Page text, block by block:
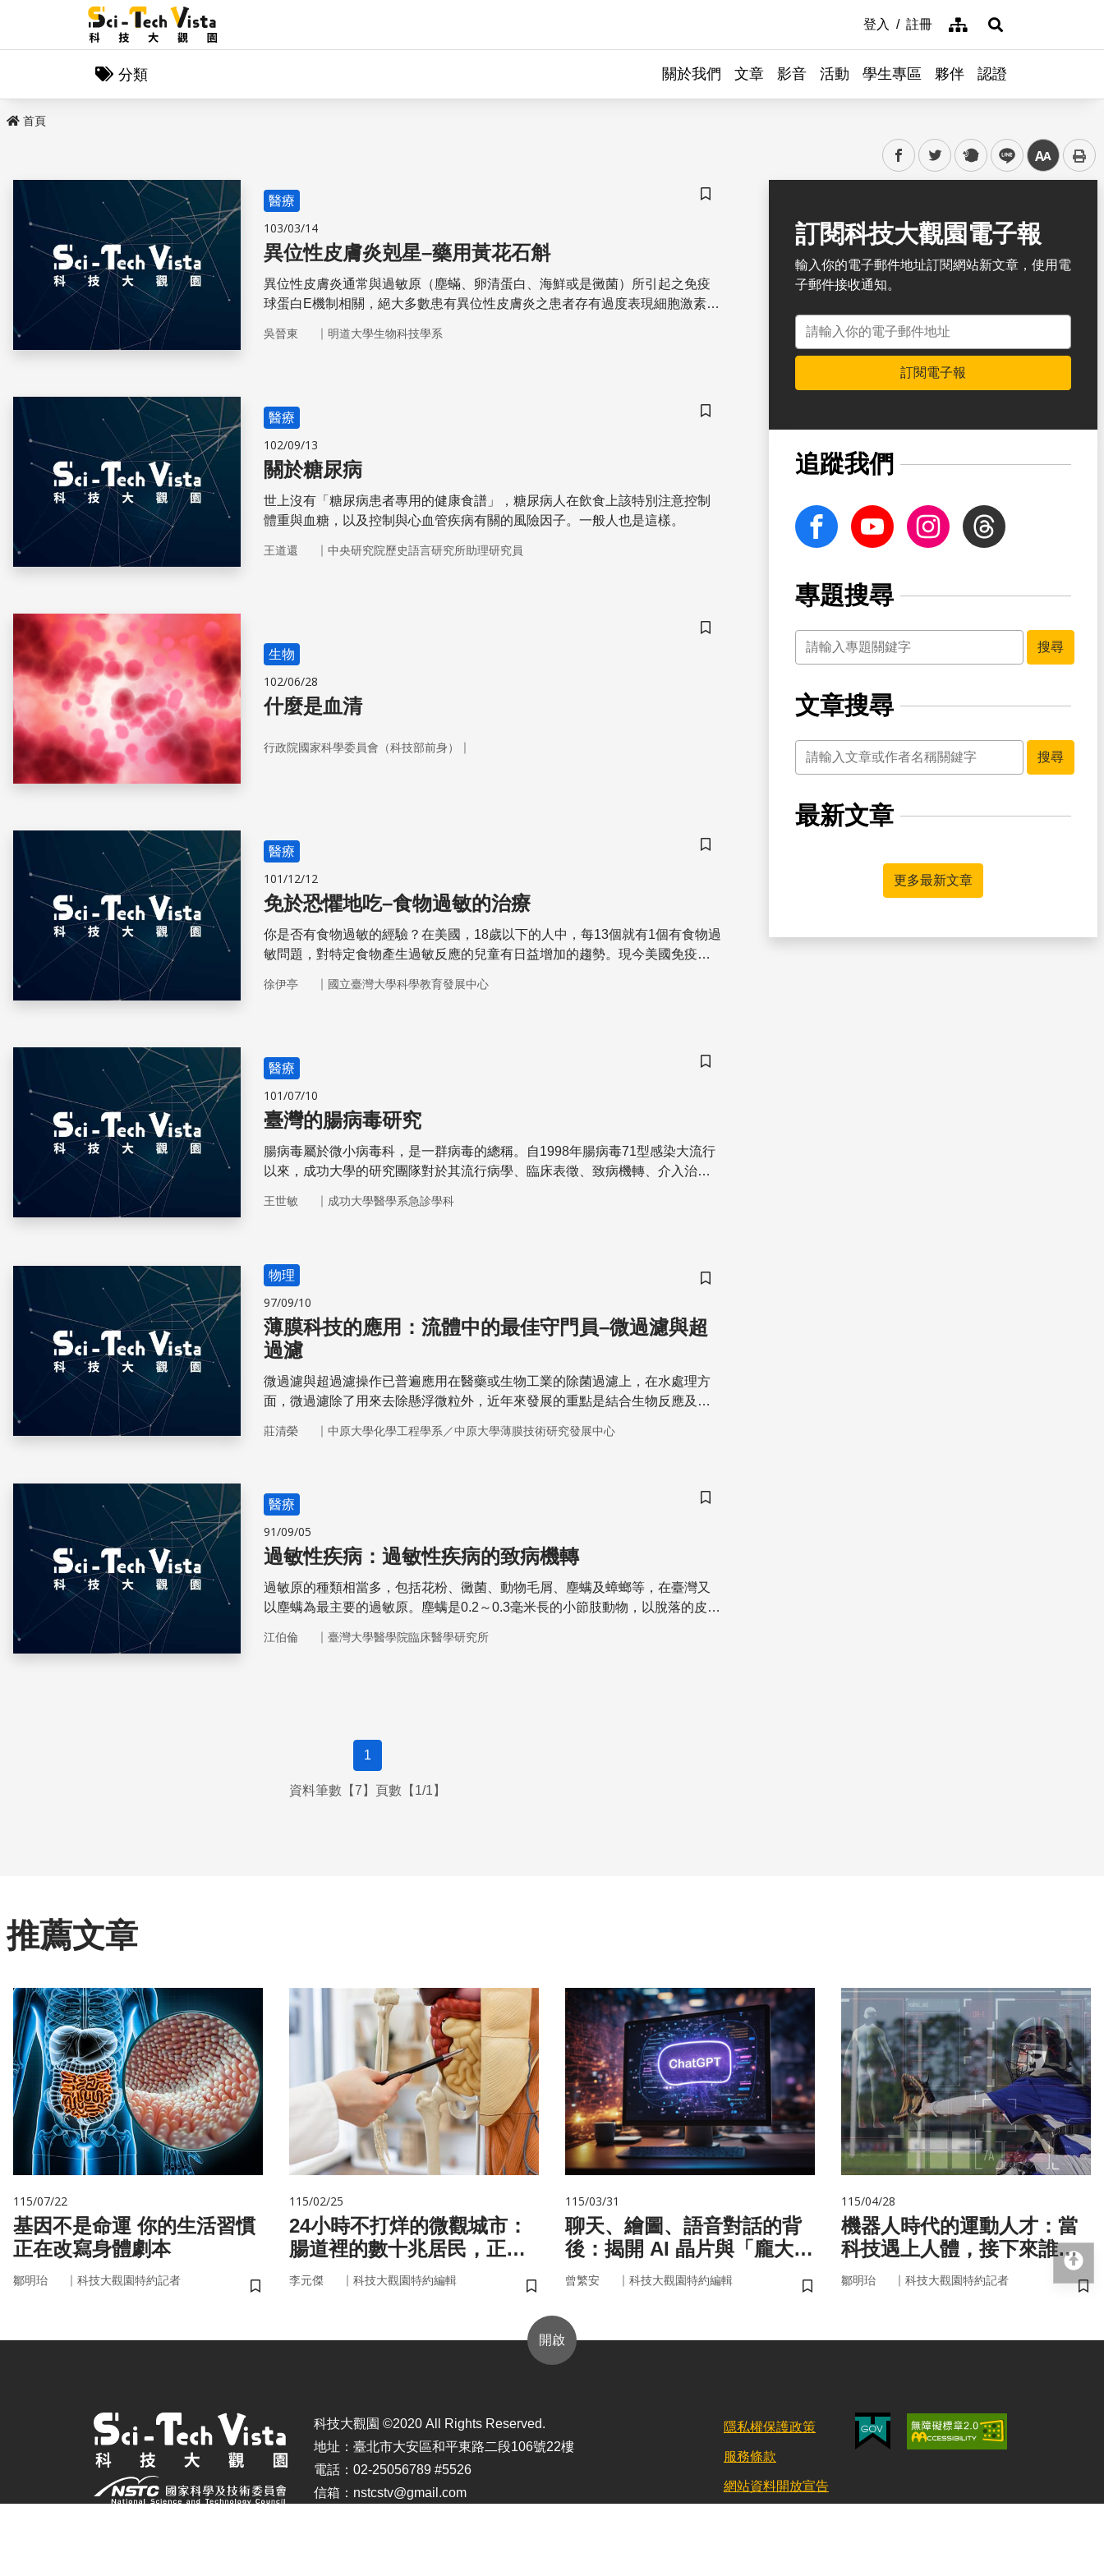
登入 註冊 網站導覽展開搜尋
分類 關於我們 文章 影音 活動 學生專區 夥伴 認證
首頁
facebooktwitter plurk line 中
儲存書籤
醫療
103/03/14
異位性皮膚炎剋星–藥用黃花石斛
異位性皮膚炎通常與過敏原（塵蟎、卵清蛋白、海鮮或是黴菌）所引起之免疫
球蛋白E機制相關，絕大多數患有異位性皮膚炎之患者存有過度表現細胞激素
吳晉東 ｜ 明道大學生物科技學系
儲存書籤
醫療
102/09/13
關於糖尿病
世上沒有「糖尿病患者專用的健康食譜」，糖尿病人在飲食上該特別注意控制
體重與血糖，以及控制與心血管疾病有關的風險因子。一般人也是這樣。
王道還 ｜ 中央研究院歷史語言研究所助理研究員
儲存書籤
生物
102/06/28
什麼是血清
行政院國家科學委員會（科技部前身） ｜
儲存書籤
醫療
101/12/12
免於恐懼地吃–食物過敏的治療
你是否有食物過敏的經驗？在美國，18歲以下的人中，每13個就有1個有食物過
敏問題，對特定食物產生過敏反應的兒童有日益增加的趨勢。現今美國免疫學
徐伊亭 ｜ 國立臺灣大學科學教育發展中心
儲存書籤
醫療
101/07/10
臺灣的腸病毒研究
腸病毒屬於微小病毒科，是一群病毒的總稱。自1998年腸病毒71型感染大流行
以來，成功大學的研究團隊對於其流行病學、臨床表徵、致病機轉、介入治
王世敏 ｜ 成功大學醫學系急診學科
儲存書籤
物理
97/09/10
薄膜科技的應用：流體中的最佳守門員–微過濾與超
過濾
微過濾與超過濾操作已普遍應用在醫藥或生物工業的除菌過濾上，在水處理方
面，微過濾除了用來去除懸浮微粒外，近年來發展的重點是結合生物反應及膜
莊清榮 ｜ 中原大學化學工程學系／中原大學薄膜技術研究發展中心
儲存書籤
醫療
91/09/05
過敏性疾病：過敏性疾病的致病機轉
過敏原的種類相當多，包括花粉、黴菌、動物毛屑、塵螨及蟑螂等，在臺灣又
以塵螨為最主要的過敏原。塵螨是0.2～0.3毫米長的小節肢動物，以脫落的皮屑
江伯倫 ｜ 臺灣大學醫學院臨床醫學研究所
1
資料筆數【7】頁數【1/1】
訂閱科技大觀園電子報
輸入你的電子郵件地址訂閱網站新文章，使用電
子郵件接收通知。
電子郵件地址
訂閱電子報
追蹤我們
facebook Youtube InstagramThreads
專題搜尋
關鍵字
搜尋
文章搜尋
關鍵字
搜尋
最新文章
更多最新文章
推薦文章
115/07/22
基因不是命運 你的生活習慣
正在改寫身體劇本
鄒明珆 ｜ 科技大觀園特約記者
儲存書籤
115/02/25
24小時不打烊的微觀城市：
腸道裡的數十兆居民，正悄
悄掌管你的大腦與健康
李元傑 ｜ 科技大觀園特約編輯
儲存書籤
115/03/31
聊天、繪圖、語音對話的背
後：揭開 AI 晶片與「龐大算
力」的真面目
曾繁安 ｜ 科技大觀園特約編輯
儲存書籤
115/04/28
機器人時代的運動人才：當
科技遇上人體，接下來誰來
接手？
鄒明珆 ｜ 科技大觀園特約記者
儲
開啟
科技大觀園 ©2020 All Rights Reserved.
地址：臺北市大安區和平東路二段106號22樓
電話：02-25056789 #5526
信箱：nstcstv@gmail.com
隱私權保護政策
服務條款
網站資料開放宣告
回